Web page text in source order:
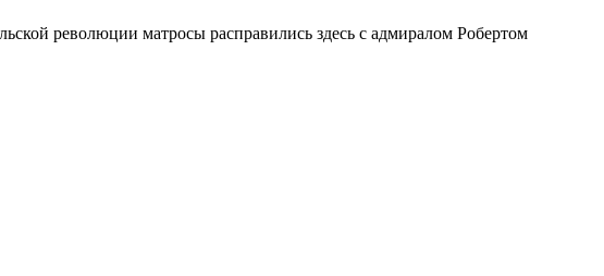
революции матросы расправились здесь с адмиралом Робертом